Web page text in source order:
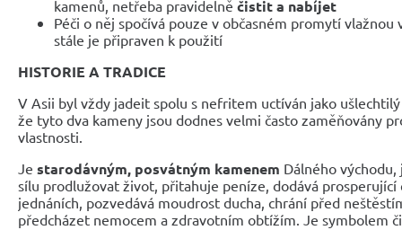
kamenů, netřeba pravidelně čistit a nabíjet
Péči o něj spočívá pouze v občasném promytí vlažnou
stále je připraven k použití
HISTORIE A TRADICE
V Asii byl vždy jadeit spolu s nefritem uctíván jako
že tyto dva kameny jsou dodnes velmi často zaměňovány
vlastnosti.
Je starodávným, posvátným kamenem Dálného
sílu prodlužovat život, přitahuje peníze, dodává
jednáních, pozvedává moudrost ducha, chrání před
předcházet nemocem a zdravotním obtížím. Je symbolem